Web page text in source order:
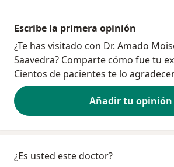
Escribe la primera opinión
¿Te has visitado con Dr. Amado
Saavedra? Comparte cómo fue tu
Cientos de pacientes te lo
Añadir tu opinión
¿Es usted este doctor?